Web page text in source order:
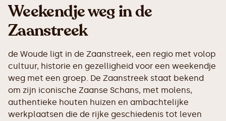
Weekendje weg in de
Zaanstreek
de Woude ligt in de Zaanstreek, een regio met volop
cultuur, historie en gezelligheid voor een weekendje
weg met een groep. De Zaanstreek staat bekend
om zijn iconische Zaanse Schans, met molens,
authentieke houten huizen en ambachtelijke
werkplaatsen die de rijke geschiedenis tot leven